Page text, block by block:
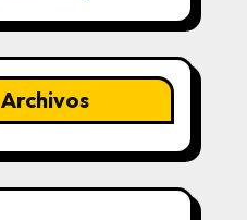
Archivos